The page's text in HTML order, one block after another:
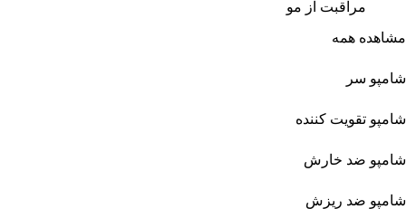
مراقبت از مو
مشاهده همه
شامپو سر
شامپو تقویت کننده
شامپو ضد خارش
شامپو ضد ریزش